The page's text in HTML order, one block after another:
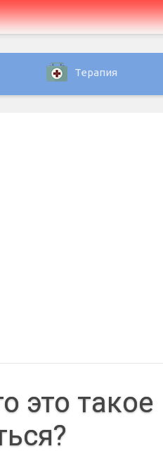
Терапия
это такое